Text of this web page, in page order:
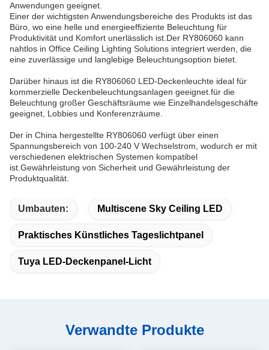
Anwendungen geeignet.
Einer der wichtigsten Anwendungsbereiche des Produkts ist das
Büro, wo eine helle und energieeffiziente Beleuchtung für
Produktivität und Komfort unerlässlich ist.Der RY806060 kann
nahtlos in Office Ceiling Lighting Solutions integriert werden, die
eine zuverlässige und langlebige Beleuchtungsoption bietet.
Darüber hinaus ist die RY806060 LED-Deckenleuchte ideal für
kommerzielle Deckenbeleuchtungsanlagen geeignet.für die
Beleuchtung großer Geschäftsräume wie Einzelhandelsgeschäfte
geeignet, Lobbies und Konferenzräume.
Der in China hergestellte RY806060 verfügt über einen
Spannungsbereich von 100-240 V Wechselstrom, wodurch er mit
verschiedenen elektrischen Systemen kompatibel
ist.Gewährleistung von Sicherheit und Gewährleistung der
Produktqualität.
Umbauten: Multiscene Sky Ceiling LED
Praktisches Künstliches Tageslichtpanel
Tuya LED-Deckenpanel-Licht
Verwandte Produkte